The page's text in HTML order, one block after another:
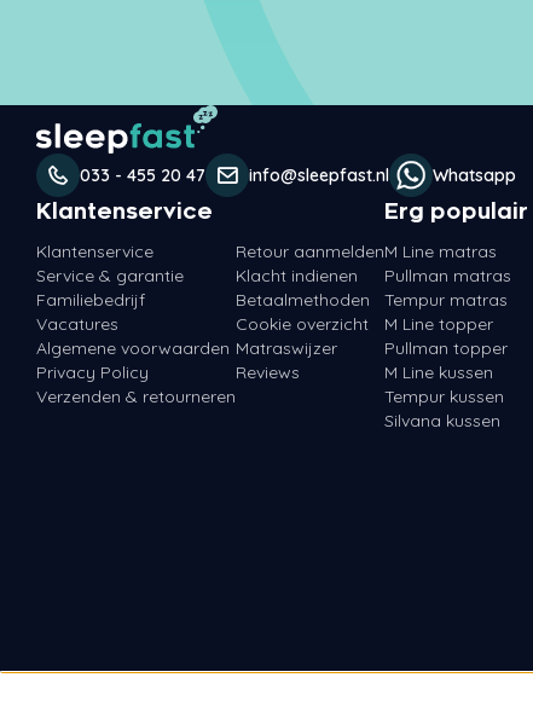
033 - 455 20 47 info@sleepfast.nl Whatsapp
Klantenservice
Klantenservice
Service & garantie
Familiebedrijf
Vacatures
Algemene voorwaarden
Privacy Policy
Verzenden & retourneren
Retour aanmelden
Klacht indienen
Betaalmethoden
Cookie overzicht
Matraswijzer
Reviews
Erg populair
M Line matras
Pullman matras
Tempur matras
M Line topper
Pullman topper
M Line kussen
Tempur kussen
Silvana kussen